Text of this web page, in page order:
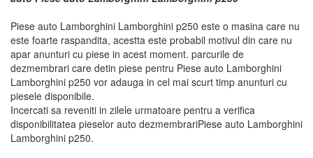
Piese auto Lamborghini Lamborghini p250 este o masina care nu
este foarte raspandita, acestta este probabil motivul din care nu
apar anunturi cu piese in acest moment. parcurile de
dezmembrari care detin piese pentru Piese auto Lamborghini
Lamborghini p250 vor adauga in cel mai scurt timp anunturi cu
piesele disponibile.
Incercati sa reveniti in zilele urmatoare pentru a verifica
disponibilitatea pieselor auto dezmembrariPiese auto Lamborghini
Lamborghini p250.